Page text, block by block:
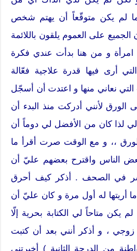
كما لم يكن متوقّعاً أن يهتم شخص
على العموم يلقون باللائمة
امرأة و من هنا بدأت عندي فكرة
التي أرى فيها قدرة علاجية فعّالة
نعاني منها و اعتدت أن أسجّل
لأنني أدركت منذ البدء أن
لذا كان من الأفضل لي دوماً أن
،، و مع الوقت صرت أقرأ ما
الناس واقترح بعضهم عليّ أن
في الصحف . أذكر كيف أحرق
أريتها له أول مرة و كان عليّ أن
لم يكن متاحاً لي الكتابة بحرية إلّا
، و أذكر أنني بعد أن كتبت
من الدرجة الثانية ) أخبرتني